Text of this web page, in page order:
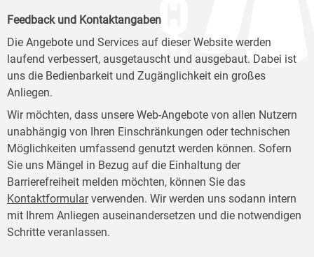
Feedback und Kontaktangaben
Die Angebote und Services auf dieser Website werden
laufend verbessert, ausgetauscht und ausgebaut. Dabei ist
uns die Bedienbarkeit und Zugänglichkeit ein großes
Anliegen.
Wir möchten, dass unsere Web-Angebote von allen Nutzern
unabhängig von Ihren Einschränkungen oder technischen
Möglichkeiten umfassend genutzt werden können. Sofern
Sie uns Mängel in Bezug auf die Einhaltung der
Barrierefreiheit melden möchten, können Sie das
Kontaktformularverwenden. Wir werden uns sodann intern
mit Ihrem Anliegen auseinandersetzen und die notwendigen
Schritte veranlassen.